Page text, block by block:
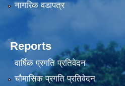
नागरिक वडापत्र
Reports
वार्षिक प्रगति प्रतिवेदन
चौमासिक प्रगति प्रतिवेदन